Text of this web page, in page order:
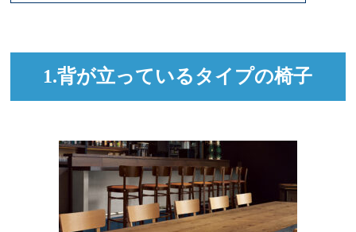
1.背が立っているタイプの椅子